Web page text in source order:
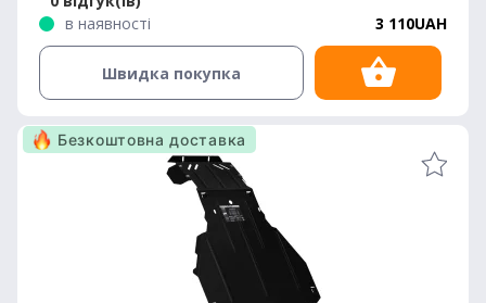
в наявності
3 110UAH
Швидка покупка
Безкоштовна доставка